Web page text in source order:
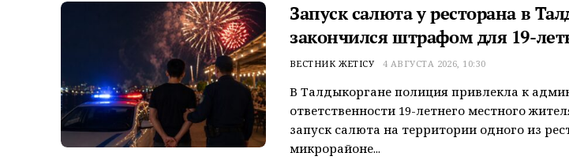
Запуск салюта у ресторана в
закончился штрафом для 19-
ВЕСТНИК ЖЕТІСУ 4 АВГУСТА 2026, 10:30
В Талдыкоргане полиция привлекла к
ответственности 19-летнего местного
запуск салюта на территории одного из
микрорайоне...